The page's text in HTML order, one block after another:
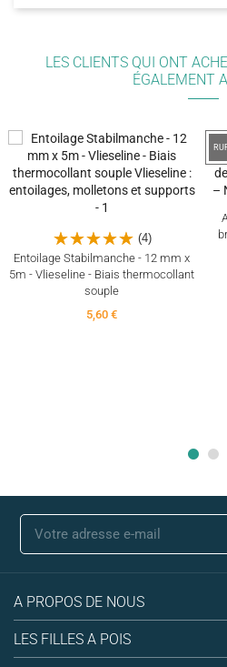
LES CLIENTS QUI ONT
ÉGALEMENT
(4)
Entoilage Stabilmanche - 12 mm x
5m - Vlieseline - Biais thermocollant
souple
5,60 €
A PROPOS DE NOUS
LES FILLES A POIS